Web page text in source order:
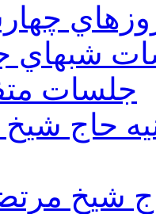
شبهاي
جلسات
دوم 94 - حسينيه